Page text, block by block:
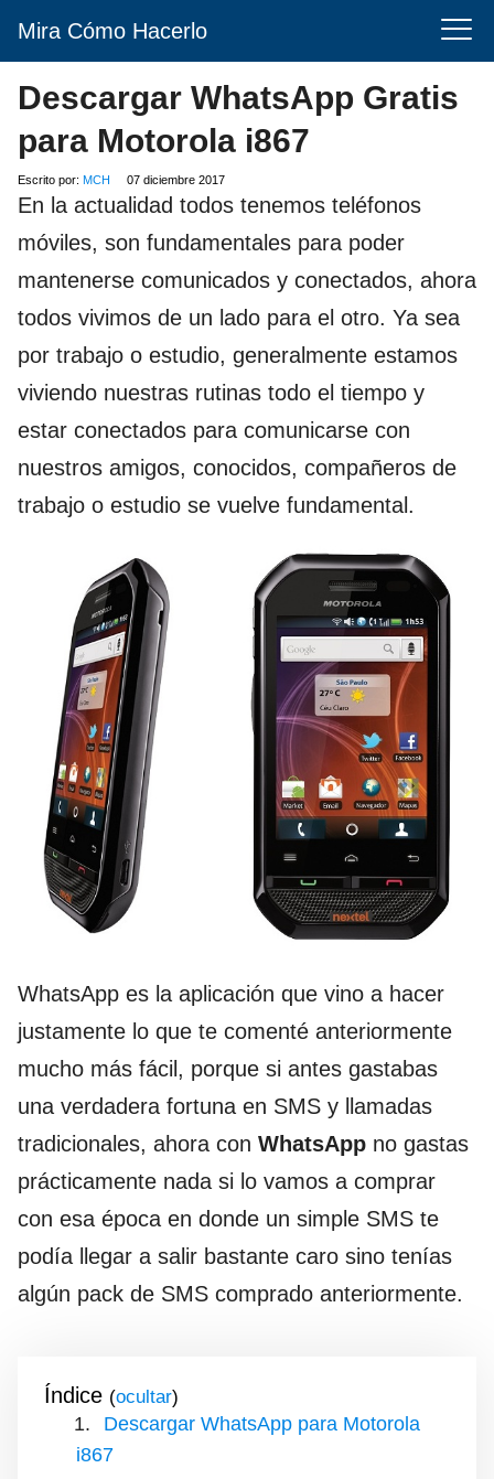
Mira Cómo Hacerlo
Descargar WhatsApp Gratis
para Motorola i867
Escrito por: MCH 07 diciembre 2017
En la actualidad todos tenemos teléfonos
móviles, son fundamentales para poder
mantenerse comunicados y conectados, ahora
todos vivimos de un lado para el otro. Ya sea
por trabajo o estudio, generalmente estamos
viviendo nuestras rutinas todo el tiempo y
estar conectados para comunicarse con
nuestros amigos, conocidos, compañeros de
trabajo o estudio se vuelve fundamental.
WhatsApp es la aplicación que vino a hacer
justamente lo que te comenté anteriormente
mucho más fácil, porque si antes gastabas
una verdadera fortuna en SMS y llamadas
tradicionales, ahora con WhatsApp no gastas
prácticamente nada si lo vamos a comprar
con esa época en donde un simple SMS te
podía llegar a salir bastante caro sino tenías
algún pack de SMS comprado anteriormente.
Índice ( )
Descargar WhatsApp para Motorola
i867